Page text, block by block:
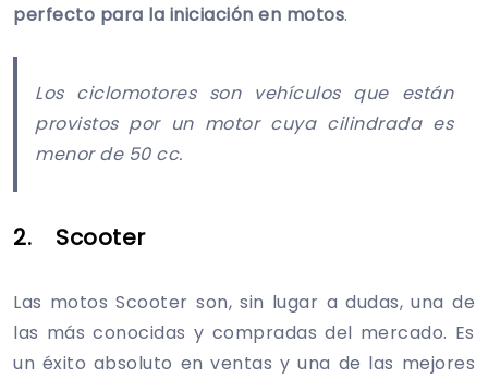
perfecto para la iniciación en motos.
Los ciclomotores son vehículos que están
provistos por un motor cuya cilindrada es
menor de 50 cc.
2. Scooter
Las motos Scooter son, sin lugar a dudas, una de
las más conocidas y compradas del mercado. Es
un éxito absoluto en ventas y una de las mejores